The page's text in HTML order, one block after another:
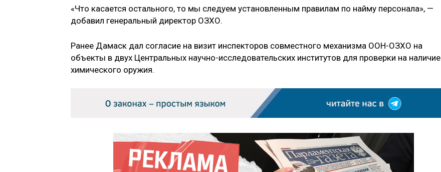
«Что касается остального, то мы следуем установленным правилам по найму персонала», —
добавил генеральный директор ОЗХО.
Ранее Дамаск дал согласие на визит инспекторов совместного механизма ООН-ОЗХО на
объекты в двух Центральных научно-исследовательских институтов для проверки на наличие
химического оружия.